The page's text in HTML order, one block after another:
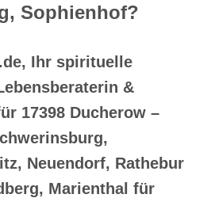
Sophienhof?
Ihr spirituelle
&
17398 Ducherow –
Neuendorf, Rathebur
Marienthal für